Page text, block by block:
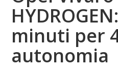
minuti per
autonomia